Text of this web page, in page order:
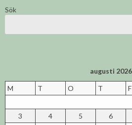
Sök
augusti 2026
M T O T F
3
4 5 6